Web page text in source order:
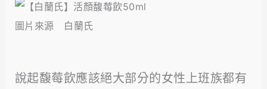
圖片來源 白蘭氏
說起馥莓飲應該絕大部分的女性上班族都有